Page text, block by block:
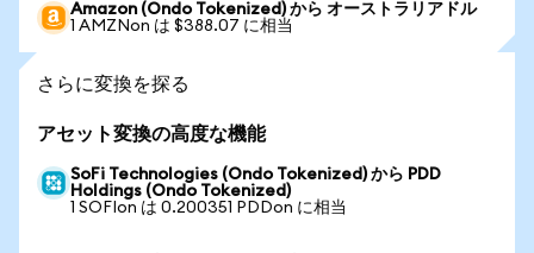
Amazon (Ondo Tokenized) から オーストラリアドル
1 AMZNon は $388.07 に相当
さらに変換を探る
アセット変換の高度な機能
SoFi Technologies (Ondo Tokenized) から PDD
Holdings (Ondo Tokenized)
1 SOFIon は 0.200351 PDDon に相当